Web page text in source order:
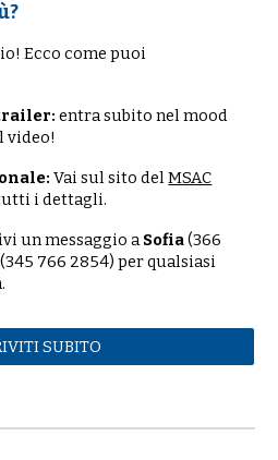
Ecco come puoi
entra subito nel mood
video!
Vai sul sito delMSAC
i dettagli.
un messaggio aSofia(366
(345 766 2854) per qualsiasi
SUBITO